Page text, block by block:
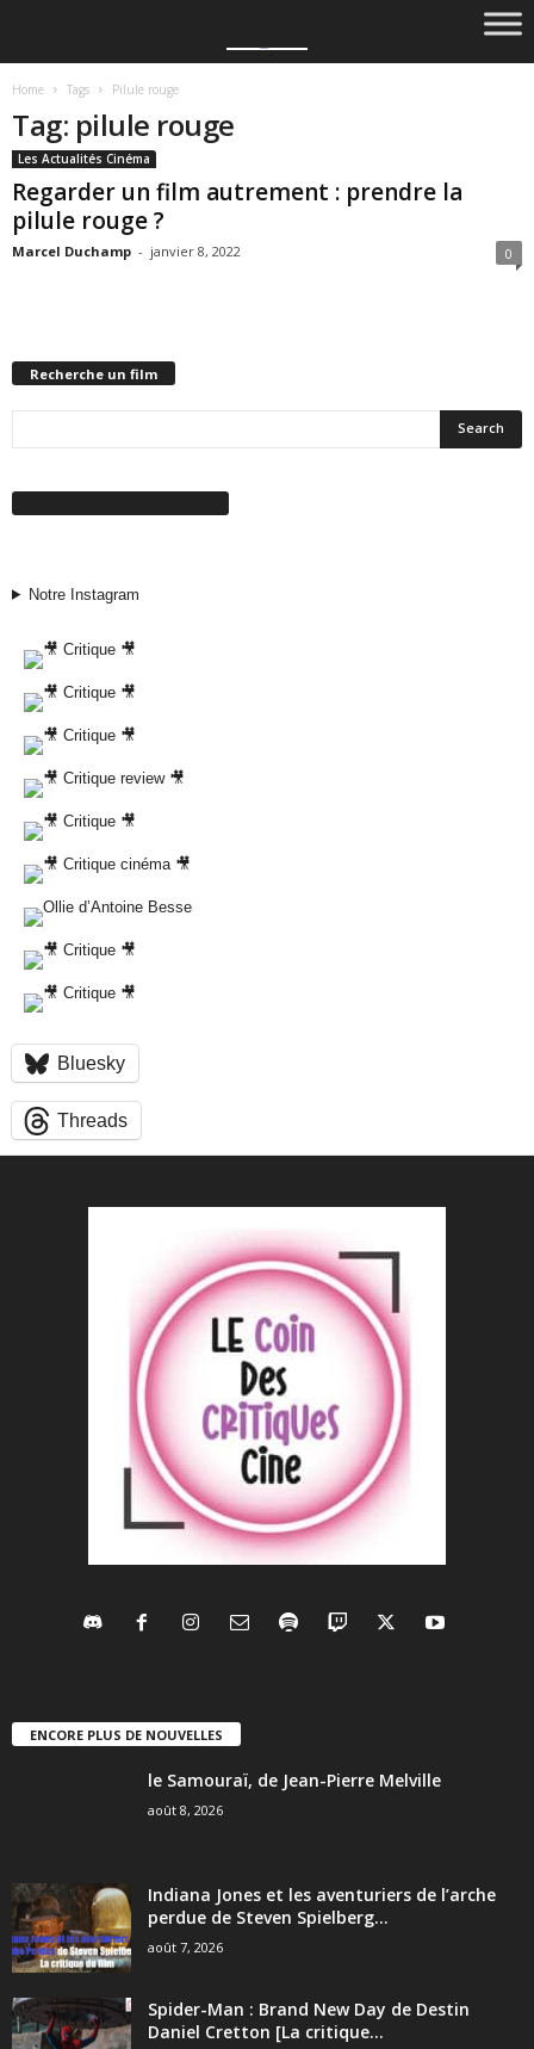
Home Tags Pilule rouge
Tag: pilule rouge
Les Actualités Cinéma
Regarder un film autrement : prendre la
pilule rouge ?
Marcel Duchamp - janvier 8, 2022 0
Recherche un film
Notre Instagram
Bluesky
Threads
ENCORE PLUS DE NOUVELLES
le Samouraï, de Jean-Pierre Melville
août 8, 2026
Indiana Jones et les aventuriers de l’arche
perdue de Steven Spielberg...
août 7, 2026
Spider-Man : Brand New Day de Destin
Daniel Cretton [La critique...